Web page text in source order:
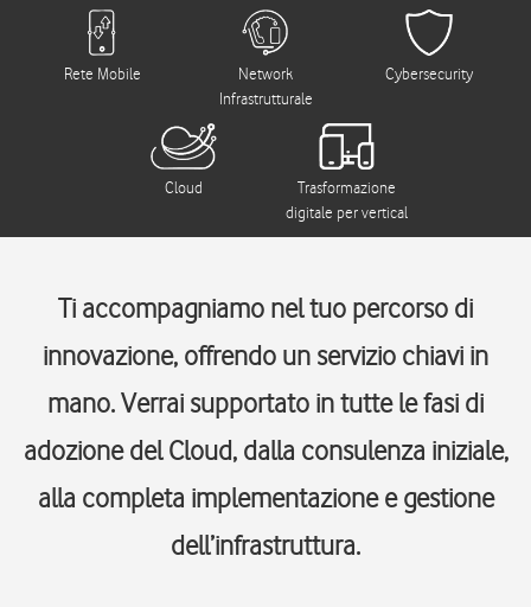
Rete Mobile
Network
Infrastrutturale
Cybersecurity
Cloud
Trasformazione
digitale per vertical
Ti accompagniamo nel tuo percorso di
innovazione, offrendo un servizio chiavi in
mano. Verrai supportato in tutte le fasi di
adozione del Cloud, dalla consulenza iniziale,
alla completa implementazione e gestione
dell’infrastruttura.​